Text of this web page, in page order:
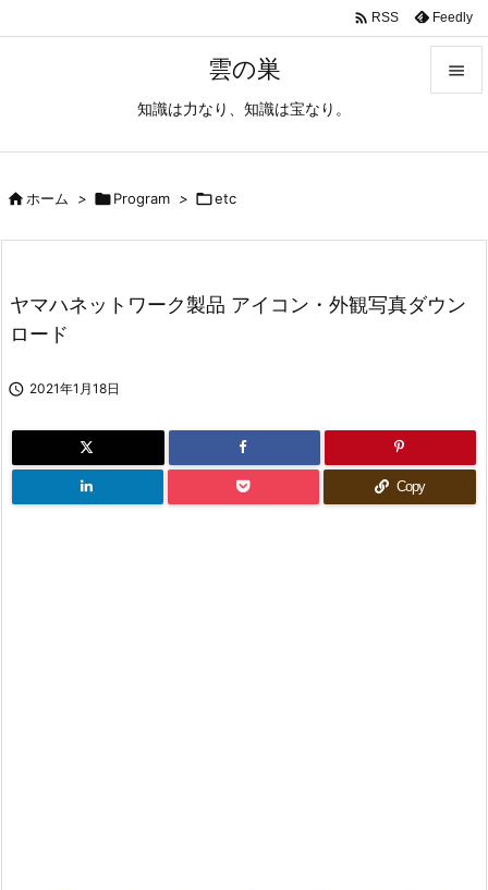
雲の巣
知識は力なり、知識は宝なり。

次へ
 RSS Feedly
ホーム > Program > etc
ヤマハネットワーク製品 アイコン・外観写真ダウン
ロード
 2021年1月18日
Copy